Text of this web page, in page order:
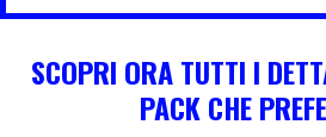
SCOPRI ORA TUTTI I
PACK CHE